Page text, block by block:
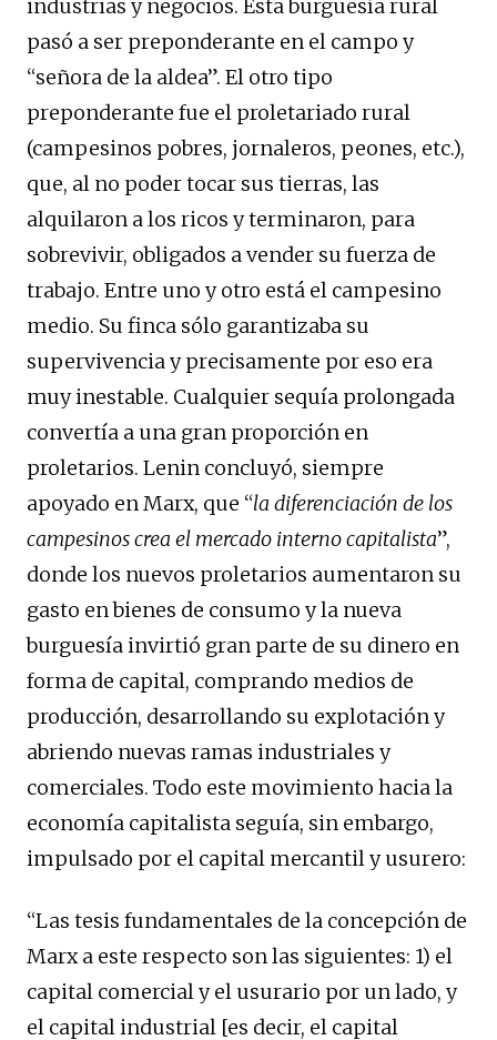
industrias y negocios. Esta burguesía rural
pasó a ser preponderante en el campo y
“señora de la aldea”. El otro tipo
preponderante fue el proletariado rural
(campesinos pobres, jornaleros, peones, etc.),
que, al no poder tocar sus tierras, las
alquilaron a los ricos y terminaron, para
sobrevivir, obligados a vender su fuerza de
trabajo. Entre uno y otro está el campesino
medio. Su finca sólo garantizaba su
supervivencia y precisamente por eso era
muy inestable. Cualquier sequía prolongada
convertía a una gran proporción en
proletarios. Lenin concluyó, siempre
apoyado en Marx, que “la diferenciación de los
campesinos crea el mercado interno capitalista”,
donde los nuevos proletarios aumentaron su
gasto en bienes de consumo y la nueva
burguesía invirtió gran parte de su dinero en
forma de capital, comprando medios de
producción, desarrollando su explotación y
abriendo nuevas ramas industriales y
comerciales. Todo este movimiento hacia la
economía capitalista seguía, sin embargo,
impulsado por el capital mercantil y usurero:
“Las tesis fundamentales de la concepción de
Marx a este respecto son las siguientes: 1) el
capital comercial y el usurario por un lado, y
el capital industrial [es decir, el capital